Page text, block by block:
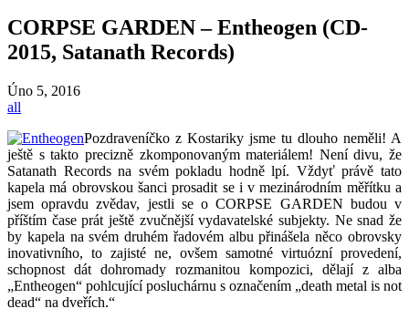
CORPSE GARDEN – Entheogen (CD-
2015, Satanath Records)
Úno 5, 2016
all
Pozdraveníčko z Kostariky jsme tu dlouho neměli! A
ještě s takto precizně zkomponovaným materiálem! Není divu, že
Satanath Records na svém pokladu hodně lpí. Vždyť právě tato
kapela má obrovskou šanci prosadit se i v mezinárodním měřítku a
jsem opravdu zvědav, jestli se o CORPSE GARDEN budou v
příštím čase prát ještě zvučnější vydavatelské subjekty. Ne snad že
by kapela na svém druhém řadovém albu přinášela něco obrovsky
inovativního, to zajisté ne, ovšem samotné virtuózní provedení,
schopnost dát dohromady rozmanitou kompozici, dělají z alba
„Entheogen“ pohlcující posluchárnu s označením „death metal is not
dead“ na dveřích.“